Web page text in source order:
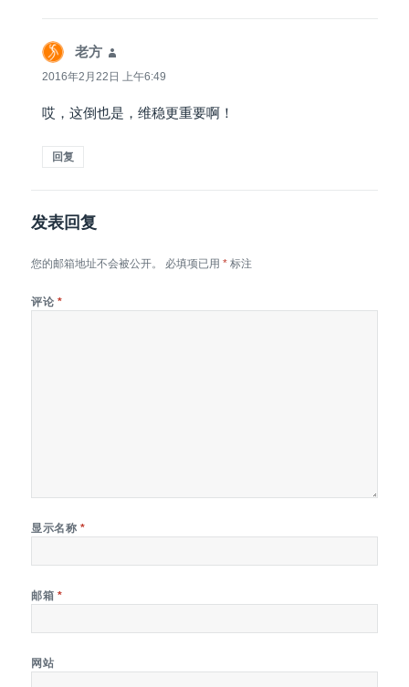
老方
道：
2016年2月22日 上午6:49
哎，这倒也是，维稳更重要啊！
回复
发表回复
您的邮箱地址不会被公开。 必填项已用* 标注
评论 *
显示名称 *
邮箱 *
网站